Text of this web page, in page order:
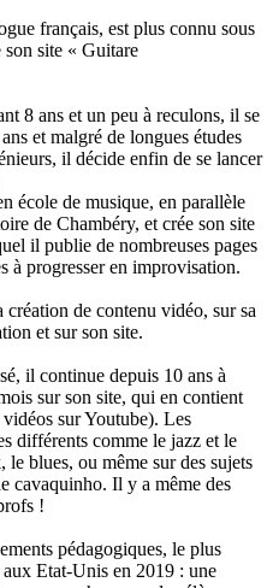
français, est plus connu sous
son site « Guitare
8 ans et un peu à reculons, il se
et malgré de longues études
il décide enfin de se lancer
école de musique, en parallèle
de Chambéry, et crée son site
il publie de nombreuses pages
à progresser en improvisation.
de contenu vidéo, sur sa
et sur son site.
il continue depuis 10 ans à
sur son site, qui en contient
sur Youtube). Les
différents comme le jazz et le
blues, ou même sur des sujets
cavaquinho. Il y a même des
!
pédagogiques, le plus
Etat-Unis en 2019 : une